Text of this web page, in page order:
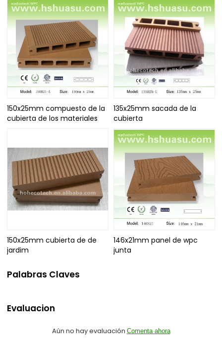
150x25mm compuesto de la
cubierta de los materiales
135x25mm sacada de la
cubierta
150x25mm cubierta de de
jardim
146x21mm panel de wpc
junta
Palabras Claves
Evaluacion
Aún no hay evaluación Comenta ahora